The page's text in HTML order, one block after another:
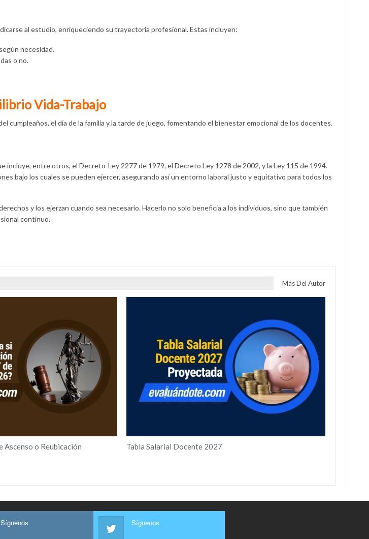
al estudio, enriqueciendo su trayectoria profesional. Estas incluyen:
necesidad.
o no.
Vida-Trabajo
cumpleaños, el día de la familia y la tarde de juego, fomentando el bienestar emocional de los docentes.
entre otros, el Decreto-Ley 2277 de 1979, el Decreto Ley 1278 de 2002, y la Ley 115 de 1994.
bajo los cuales se pueden ejercer, asegurando así un entorno laboral justo y equitativo para todos los
y los ejerzan cuando sea necesario. Hacerlo no solo beneficia a los individuos, sino que también
continuo.
Más Del Autor
o Reubicación Tabla Salarial Docente 2027
Síguenos Síguenos